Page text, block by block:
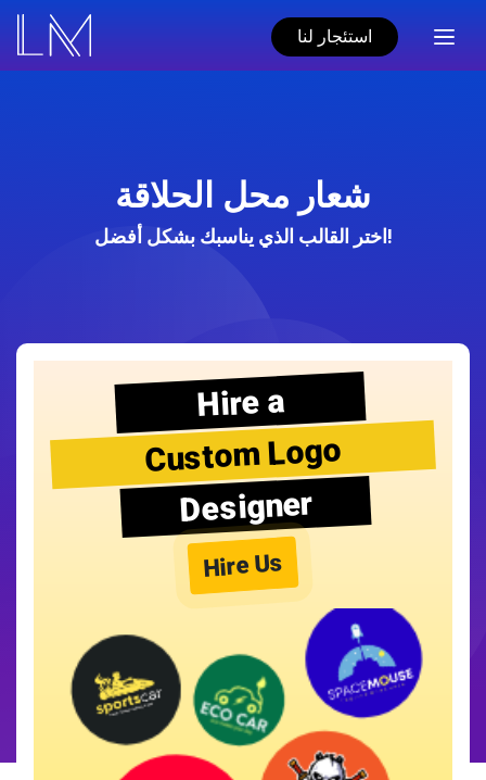
استئجار لنا
شعار محل الحلاقة
اختر القالب الذي يناسبك بشكل أفضل!
Hire a
Custom Logo
Designer
Hire Us